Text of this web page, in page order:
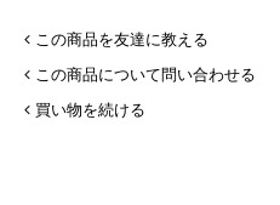
この商品を友達に教える
この商品について問い合わせる
買い物を続ける